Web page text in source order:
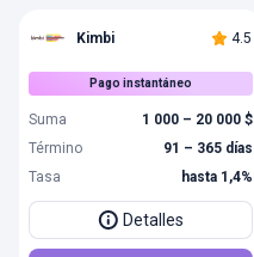
Kimbi 4.5
Pago instantáneo
Suma
1 000 – 20 000 $
Término
91 – 365 días
Tasa
hasta 1,4%
Detalles